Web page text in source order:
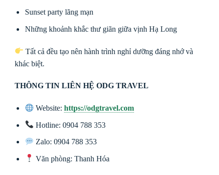
Sunset party lãng mạn
Những khoảnh khắc thư giãn giữa vịnh Hạ Long
Tất cả đều tạo nên hành trình nghỉ dưỡng đáng nhớ và
khác biệt.
THÔNG TIN LIÊN HỆ ODG TRAVEL
Website:https://odgtravel.com
Hotline: 0904 788 353
Zalo: 0904 788 353
Văn phòng: Thanh Hóa